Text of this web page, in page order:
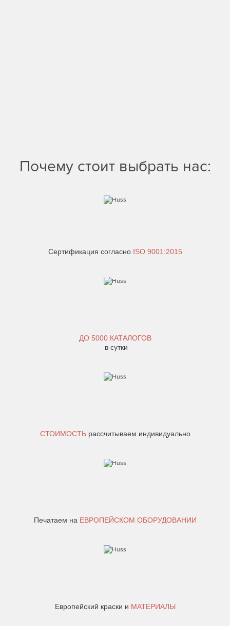
Почему стоит выбрать нас:
Сертификация согласноISO 9001:2015
ДО 5000 КАТАЛОГОВ
в сутки
СТОИМОСТЬрассчитываем индивидуально
Печатаем на ЕВРОПЕЙСКОМ ОБОРУДОВАНИИ
Европейский краски и МАТЕРИАЛЫ